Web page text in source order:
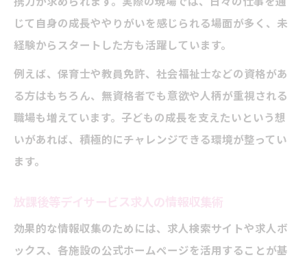
じて自身の成長ややりがいを感じられる場面が多く、未
経験からスタートした方も活躍しています。
例えば、保育士や教員免許、社会福祉士などの資格があ
る方はもちろん、無資格者でも意欲や人柄が重視される
職場も増えています。子どもの成長を支えたいという想
いがあれば、積極的にチャレンジできる環境が整ってい
ます。
放課後等デイサービス求人の情報収集術
効果的な情報収集のためには、求人検索サイトや求人ボ
ックス、各施設の公式ホームページを活用することが基